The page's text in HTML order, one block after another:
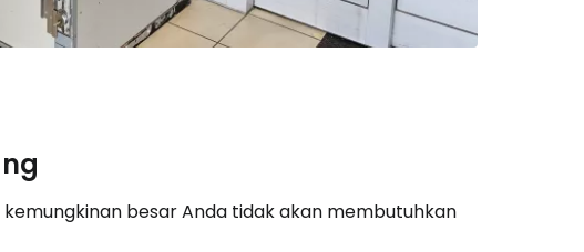
besar Anda tidak akan membutuhkan